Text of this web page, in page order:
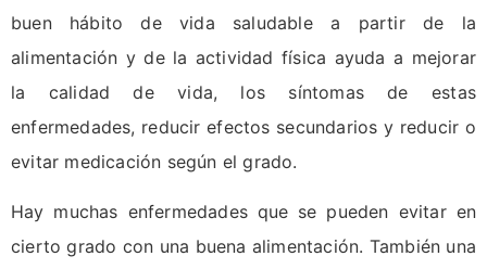
buen hábito de vida saludable a partir de la
alimentación y de la actividad física ayuda a mejorar
la calidad de vida, los síntomas de estas
enfermedades, reducir efectos secundarios y reducir o
evitar medicación según el grado.
Hay muchas enfermedades que se pueden evitar en
cierto grado con una buena alimentación. También una